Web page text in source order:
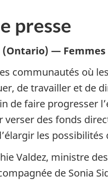
presse
(Ontario) —
communautés où
de travailler et de
de faire progresser
des fonds
les
Valdez, ministre
de Sonia